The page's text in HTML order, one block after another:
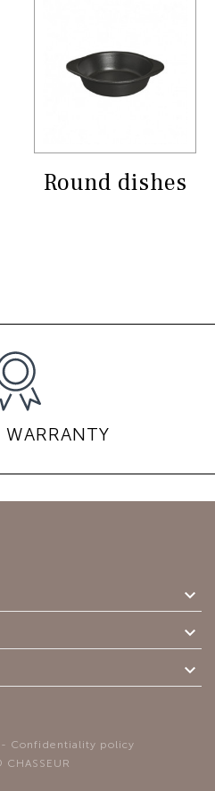
Round dishes
WARRANTY



- Confidentiality policy